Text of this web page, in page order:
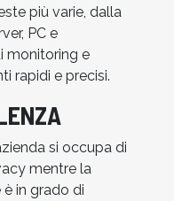
più varie, dalla
PC e
monitoring e
rapidi e precisi.
si occupa di
mentre la
in grado di